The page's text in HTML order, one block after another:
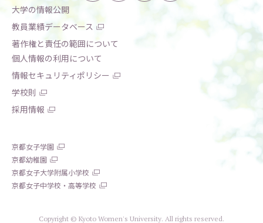
大学の情報公開
教員業績データベース
著作権と責任の範囲について
個人情報の利用について
情報セキュリティポリシー
学校則
採用情報
京都女子学園
京都幼稚園
京都女子大学附属小学校
京都女子中学校・高等学校
Copyright © Kyoto Women's University. All rights reserved.